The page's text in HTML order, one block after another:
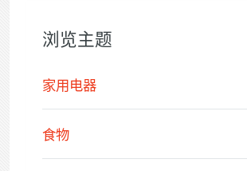
浏览主题
家用电器
食物